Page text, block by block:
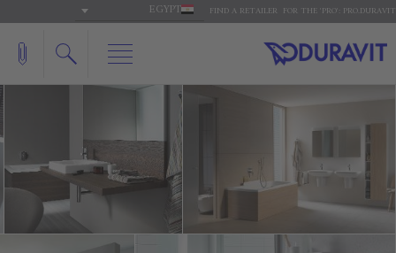
FOR THE 'PRO': PRO.DURAVIT
FIND A RETAILER
EGYPT